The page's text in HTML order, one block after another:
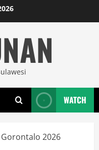
WATCH
2026